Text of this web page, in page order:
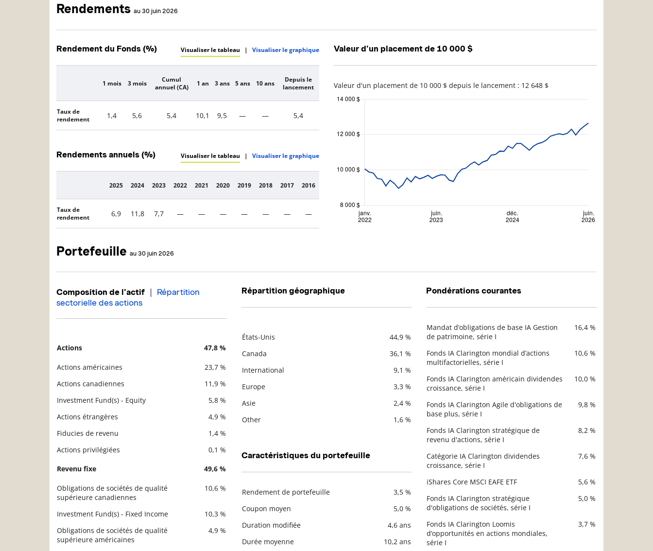
Rendements au 30 juin 2026
Rendement du Fonds (%) Visualiser le tableau | Visualiser le graphique
Description
1 mois 3 mois
Cumul
annuel (CA)
1 an 3 ans 5 ans 10 ans
Depuis le
lancement
Taux de
rendement
1,4 5,6 5,4 10,1 9,5 — — 5,4
Rendements annuels (%) Visualiser le tableau | Visualiser le graphique
Description
2025 2024 2023 2022 2021 2020 2019 2018 2017 2016
Taux de
rendement
6,9 11,8 7,7 — — — — — — —
Valeur d'un placement de 10 000 $
Valeur d'un placement de 10 000 $ depuis le lancement : 12 648 $
Portefeuille au 30 juin 2026
Composition de l'actif | Répartition
sectorielle des actions
Actions 47,8 %
Actions américaines
23,7 %
Actions canadiennes
11,9 %
Investment Fund(s) - Equity
5,8 %
Actions étrangères
4,9 %
Fiducies de revenu
1,4 %
Actions privilégiées
0,1 %
Revenu fixe 49,6 %
Obligations de sociétés de qualité
supérieure canadiennes
10,6 %
Investment Fund(s) - Fixed Income
10,3 %
Obligations de sociétés de qualité
supérieure américaines
4,9 %
Répartition géographique
États-Unis
44,9 %
Canada
36,1 %
International
9,1 %
Europe
3,3 %
Asie
2,4 %
Other
1,6 %
Caractéristiques du portefeuille
Rendement de portefeuille
3,5 %
Coupon moyen
5,0 %
Duration modifiée
4,6 ans
Durée moyenne
10,2 ans
Pondérations courantes
DescriptionValeur liquidative
Mandat d’obligations de base IA Gestion
de patrimoine, série I
16,4 %
Fonds IA Clarington mondial d’actions
multifactorielles, série I
10,6 %
Fonds IA Clarington américain dividendes
croissance, série I
10,0 %
Fonds IA Clarington Agile d'obligations de
base plus, série I
9,8 %
Fonds IA Clarington stratégique de
revenu d'actions, série I
8,2 %
Catégorie IA Clarington dividendes
croissance, série I
7,6 %
iShares Core MSCI EAFE ETF
5,6 %
Fonds IA Clarington stratégique
d'obligations de sociétés, série I
5,0 %
Fonds IA Clarington Loomis
d’opportunités en actions mondiales,
série I
3,7 %